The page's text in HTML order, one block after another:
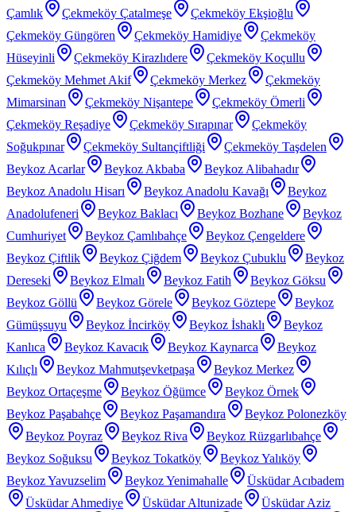
Çamlık
Çekmeköy Çatalmeşe
Çekmeköy Ekşioğlu
Çekmeköy Güngören
Çekmeköy Hamidiye
Çekmeköy
Hüseyinli
Çekmeköy Kirazlıdere
Çekmeköy Koçullu
Çekmeköy Mehmet Akif
Çekmeköy Merkez
Çekmeköy
Mimarsinan
Çekmeköy Nişantepe
Çekmeköy Ömerli
Çekmeköy Reşadiye
Çekmeköy Sırapınar
Çekmeköy
Soğukpınar
Çekmeköy Sultançiftliği
Çekmeköy Taşdelen
Beykoz Acarlar
Beykoz Akbaba
Beykoz Alibahadır
Beykoz Anadolu Hisarı
Beykoz Anadolu Kavağı
Beykoz
Anadolufeneri
Beykoz Baklacı Beykoz Bozhane
Beykoz
Cumhuriyet
Beykoz Çamlıbahçe
Beykoz Çengeldere
Beykoz Çiftlik
Beykoz Çiğdem Beykoz Çubuklu
Beykoz
Dereseki
Beykoz Elmalı Beykoz Fatih
Beykoz Göksu
Beykoz Göllü
Beykoz Görele Beykoz Göztepe
Beykoz
Gümüşsuyu
Beykoz İncirköy Beykoz İshaklı
Beykoz
Kanlıca
Beykoz Kavacık Beykoz Kaynarca
Beykoz
Kılıçlı
Beykoz Mahmutşevketpaşa
Beykoz Merkez
Beykoz Ortaçeşme
Beykoz Öğümce
Beykoz Örnek
Beykoz Paşabahçe
Beykoz Paşamandıra
Beykoz Polonezköy
Beykoz Poyraz
Beykoz Riva
Beykoz Rüzgarlıbahçe
Beykoz Soğuksu
Beykoz Tokatköy
Beykoz Yalıköy
Beykoz Yavuzselim
Beykoz Yenimahalle
Üsküdar Acıbadem
Üsküdar Ahmediye
Üsküdar Altunizade Üsküdar Aziz